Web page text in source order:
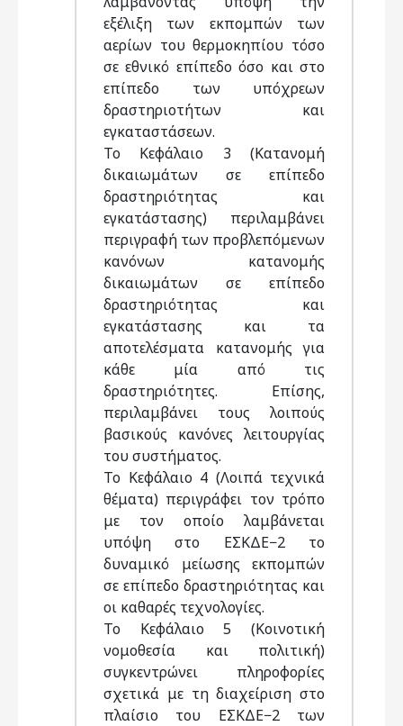
εξέλιξη των εκπομπών των
αερίων του θερμοκηπίου τόσο
σε εθνικό επίπεδο όσο και στο
επίπεδο των υπόχρεων
δραστηριοτήτων και
εγκαταστάσεων.
Το Κεφάλαιο 3 (Κατανομή
δικαιωμάτων σε επίπεδο
δραστηριότητας και
εγκατάστασης) περιλαμβάνει
περιγραφή των προβλεπόμενων
κανόνων κατανομής
δικαιωμάτων σε επίπεδο
δραστηριότητας και
εγκατάστασης και τα
αποτελέσματα κατανομής για
κάθε μία από τις
δραστηριότητες. Επίσης,
περιλαμβάνει τους λοιπούς
βασικούς κανόνες λειτουργίας
του συστήματος.
Το Κεφάλαιο 4 (Λοιπά τεχνικά
θέματα) περιγράφει τον τρόπο
με τον οποίο λαμβάνεται
υπόψη στο ΕΣΚΔΕ−2 το
δυναμικό μείωσης εκπομπών
σε επίπεδο δραστηριότητας και
οι καθαρές τεχνολογίες.
Το Κεφάλαιο 5 (Κοινοτική
νομοθεσία και πολιτική)
συγκεντρώνει πληροφορίες
σχετικά με τη διαχείριση στο
πλαίσιο του ΕΣΚΔΕ−2 των